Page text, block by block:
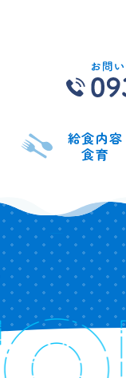
給食内容
食育